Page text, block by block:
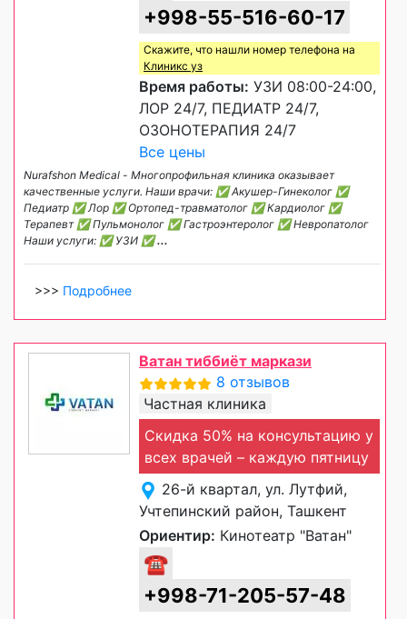
+998-55-516-60-17
Скажите, что нашли номер телефона на
Клиникс уз
Время работы: УЗИ 08:00-24:00,
ЛОР 24/7, ПЕДИАТР 24/7,
ОЗОНОТЕРАПИЯ 24/7
Все цены
Nurafshon Medical - Многопрофильная клиника оказывает
качественные услуги. Наши врачи: ✅ Акушер-Гинеколог ✅
Педиатр ✅ Лор ✅ Ортопед-травматолог ✅ Кардиолог ✅
Терапевт ✅ Пульмонолог ✅ Гастроэнтеролог ✅ Невропатолог
Наши услуги: ✅ УЗИ ✅...
>>> Подробнее
Ватан тиббиёт маркази
8 отзывов
Частная клиника
Скидка 50% на консультацию у
всех врачей – каждую пятницу
26-й квартал, ул. Лутфий,
Учтепинский район, Ташкент
Ориентир: Кинотеатр "Ватан"
☎
+998-71-205-57-48